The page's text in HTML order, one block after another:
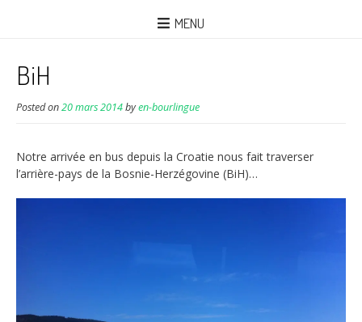
MENU
BiH
Posted on20 mars 2014byen-bourlingue
Notre arrivée en bus depuis la Croatie nous fait traverser
l’arrière-pays de la Bosnie-Herzégovine (BiH)…